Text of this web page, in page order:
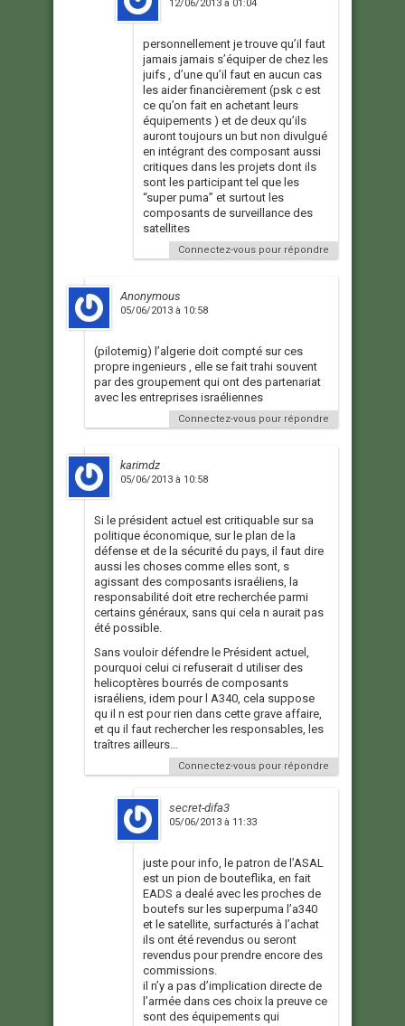
12/06/2013 à 01:04
personnellement je trouve qu’il faut
jamais jamais s’équiper de chez les
juifs , d’une qu’il faut en aucun cas
les aider financièrement (psk c est
ce qu’on fait en achetant leurs
équipements ) et de deux qu’ils
auront toujours un but non divulgué
en intégrant des composant aussi
critiques dans les projets dont ils
sont les participant tel que les
“super puma” et surtout les
composants de surveillance des
satellites
Connectez-vous pour répondre
Anonymous
05/06/2013 à 10:58
(pilotemig) l’algerie doit compté sur ces
propre ingenieurs , elle se fait trahi souvent
par des groupement qui ont des partenariat
avec les entreprises israéliennes
Connectez-vous pour répondre
karimdz
05/06/2013 à 10:58
Si le président actuel est critiquable sur sa
politique économique, sur le plan de la
défense et de la sécurité du pays, il faut dire
aussi les choses comme elles sont, s
agissant des composants israéliens, la
responsabilité doit etre recherchée parmi
certains généraux, sans qui cela n aurait pas
été possible.
Sans vouloir défendre le Président actuel,
pourquoi celui ci refuserait d utiliser des
helicoptères bourrés de composants
israéliens, idem pour l A340, cela suppose
qu il n est pour rien dans cette grave affaire,
et qu il faut rechercher les responsables, les
traîtres ailleurs…
Connectez-vous pour répondre
secret-difa3
05/06/2013 à 11:33
juste pour info, le patron de l’ASAL
est un pion de bouteflika, en fait
EADS a dealé avec les proches de
boutefs sur les superpuma l’a340
et le satellite, surfacturés à l’achat
ils ont été revendus ou seront
revendus pour prendre encore des
commissions.
il n’y a pas d’implication directe de
l’armée dans ces choix la preuve ce
sont des équipements qui